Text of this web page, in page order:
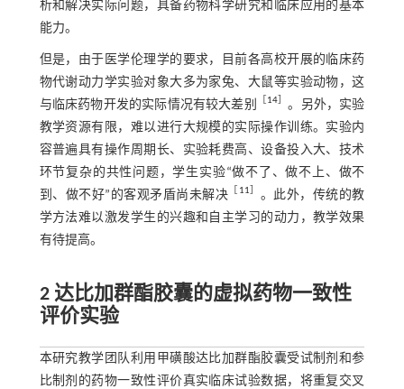
析和解决实际问题，具备药物科学研究和临床应用的基本
能力。
但是，由于医学伦理学的要求，目前各高校开展的临床药
物代谢动力学实验对象大多为家兔、大鼠等实验动物，这
与临床药物开发的实际情况有较大差别
［14］ 。另外，实验
教学资源有限，难以进行大规模的实际操作训练。实验内
容普遍具有操作周期长、实验耗费高、设备投入大、技术
环节复杂的共性问题，学生实验“做不了、做不上、做不
到、做不好”的客观矛盾尚未解决 ［ 11］ 。此外，传统的教
学方法难以激发学生的兴趣和自主学习的动力，教学效果
有待提高。
2 达比加群酯胶囊的虚拟药物一致性
评价实验
本研究教学团队利用甲磺酸达比加群酯胶囊受试制剂和参
比制剂的药物一致性评价真实临床试验数据，将重复交叉